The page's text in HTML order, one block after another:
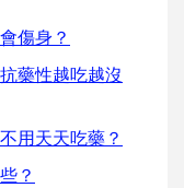
傷身？
藥性越吃越沒
用天天吃藥？
？